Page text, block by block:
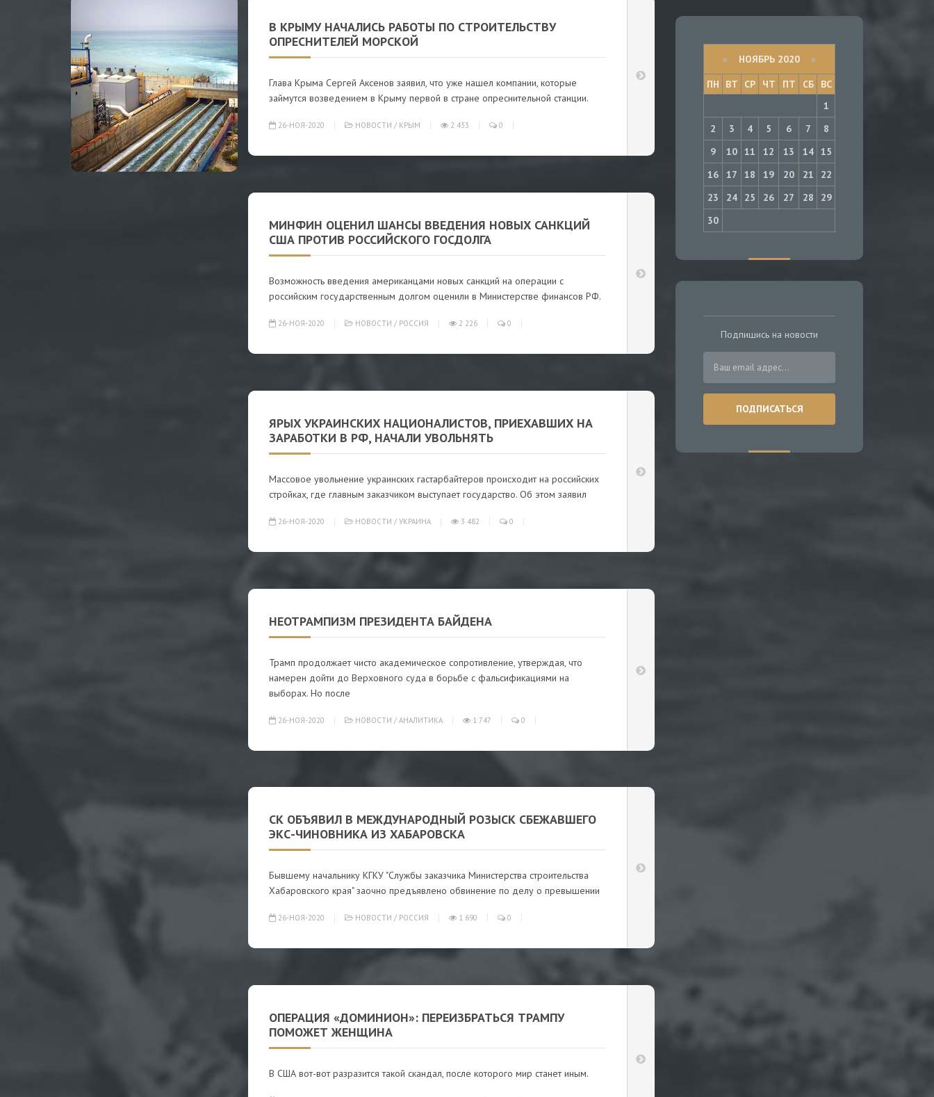
В КРЫМУ НАЧАЛИСЬ РАБОТЫ ПО СТРОИТЕЛЬСТВУ
ОПРЕСНИТЕЛЕЙ МОРСКОЙ
Глава Крыма Сергей Аксенов заявил, что уже нашел компании, которые
займутся возведением в Крыму первой в стране опреснительной станции.
26-НОЯ-2020 НОВОСТИ / КРЫМ 2 433 0
МИНФИН ОЦЕНИЛ ШАНСЫ ВВЕДЕНИЯ НОВЫХ САНКЦИЙ
США ПРОТИВ РОССИЙСКОГО ГОСДОЛГА
Возможность введения американцами новых санкций на операции с
российским государственным долгом оценили в Министерстве финансов РФ.
26-НОЯ-2020 НОВОСТИ / РОССИЯ 2 226 0
ЯРЫХ УКРАИНСКИХ НАЦИОНАЛИСТОВ, ПРИЕХАВШИХ НА
ЗАРАБОТКИ В РФ, НАЧАЛИ УВОЛЬНЯТЬ
Массовое увольнение украинских гастарбайтеров происходит на российских
стройках, где главным заказчиком выступает государство. Об этом заявил
26-НОЯ-2020 НОВОСТИ / УКРАИНА 3 482 0
НЕОТРАМПИЗМ ПРЕЗИДЕНТА БАЙДЕНА
Трамп продолжает чисто академическое сопротивление, утверждая, что
намерен дойти до Верховного суда в борьбе с фальсификациями на
выборах. Но после
26-НОЯ-2020 НОВОСТИ / АНАЛИТИКА 1 747 0
СК ОБЪЯВИЛ В МЕЖДУНАРОДНЫЙ РОЗЫСК СБЕЖАВШЕГО
ЭКС-ЧИНОВНИКА ИЗ ХАБАРОВСКА
Бывшему начальнику КГКУ "Службы заказчика Министерства строительства
Хабаровского края" заочно предъявлено обвинение по делу о превышении
26-НОЯ-2020 НОВОСТИ / РОССИЯ 1 690 0
ОПЕРАЦИЯ «ДОМИНИОН»: ПЕРЕИЗБРАТЬСЯ ТРАМПУ
ПОМОЖЕТ ЖЕНЩИНА
В США вот-вот разразится такой скандал, после которого мир станет иным.
« НОЯБРЬ 2020 »
ПН
ВТ СР ЧТ ПТ СБ
ВС
1
2
3 4 5 6 7
8
9
10 11 12 13 14 15
16
17 18 19 20 21
22
23
24 25 26 27 28
29
30
Подпишись на новости